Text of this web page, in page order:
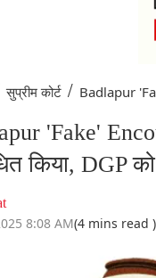
सुप्रीम कोर्ट / Badlapur
'Fake'
किया, DGP
8:08 AM(4 mins read )